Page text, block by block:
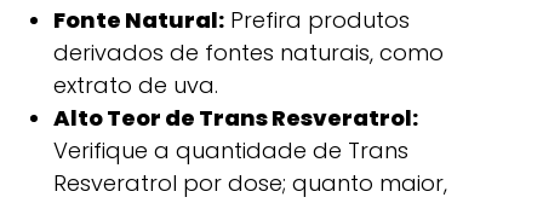
Fonte Natural:Prefira produtos
derivados de fontes naturais, como
extrato de uva.
Alto Teor de Trans Resveratrol:
Verifique a quantidade de Trans
Resveratrol por dose; quanto maior,